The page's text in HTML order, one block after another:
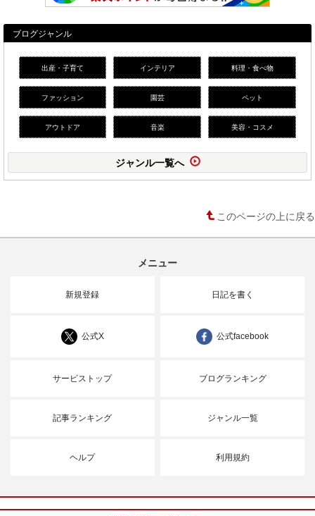
ブログジャンル
出産・子育て インテリア 料理・食べ物
ファッション 園芸 ペット
アウトドア 音楽 美容・コスメ
ジャンル一覧へ
このページの上に戻る
メニュー
新規登録 日記を書く
公式X 公式facebook
サービストップ ブログランキング
記事ランキング ジャンル一覧
ヘルプ 利用規約